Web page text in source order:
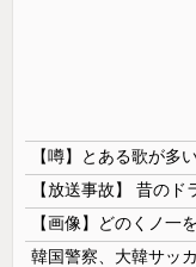
【画像】どのくノ一
韓国警察、大韓サッ